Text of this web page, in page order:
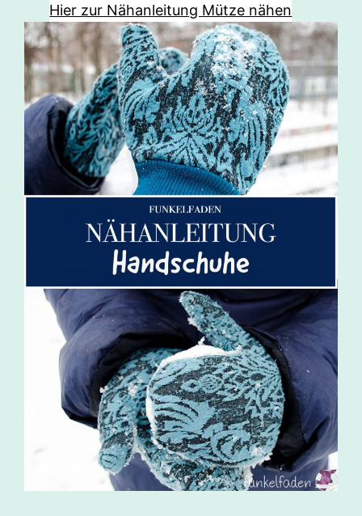
Hier zur Nähanleitung Mütze nähen